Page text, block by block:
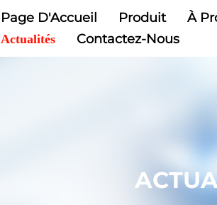
Page D'Accueil Produit À
Actualités Contactez-Nous